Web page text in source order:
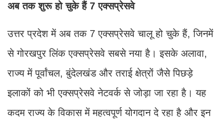
अब तक शुरू हो चुके हैं 7 एक्सप्रेसवे
उत्तर प्रदेश में अब तक 7 एक्सप्रेसवे चालू हो चुके हैं, जिनमें
से गोरखपुर लिंक एक्सप्रेसवे सबसे नया है। इसके अलावा,
राज्य में पूर्वांचल, बुंदेलखंड और तराई क्षेत्रों जैसे पिछड़े
इलाकों को भी एक्सप्रेसवे नेटवर्क से जोड़ा जा रहा है। यह
कदम राज्य के विकास में महत्वपूर्ण योगदान दे रहा है और इन